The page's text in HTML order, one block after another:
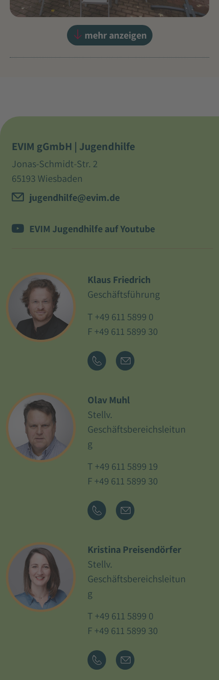
mehr anzeigen
EVIM gGmbH | Jugendhilfe
Jonas-Schmidt-Str. 2
65193 Wiesbaden
jugendhilfe@evim.de
EVIM Jugendhilfe auf Youtube
Klaus Friedrich
Geschäftsführung
T +49 611 5899 0
F +49 611 5899 30
Olav Muhl
Stellv.
Geschäftsbereichsleitun
g
T +49 611 5899 19
F +49 611 5899 30
Kristina Preisendörfer
Stellv.
Geschäftsbereichsleitun
g
T +49 611 5899 0
F +49 611 5899 30